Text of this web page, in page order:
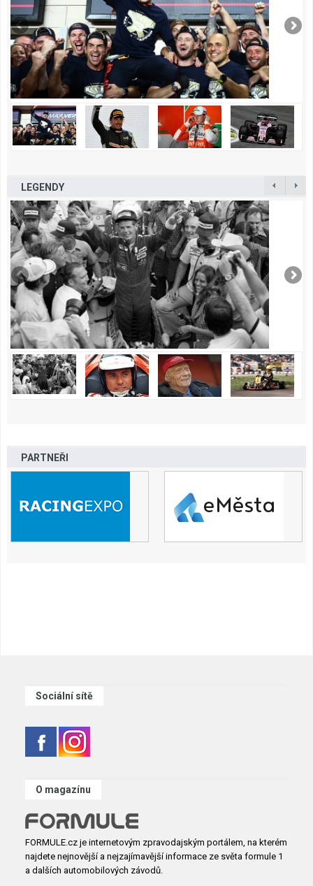
LEGENDY
PARTNEŘI
Sociální sítě
O magazínu
FORMULE.cz je internetovým zpravodajským portálem, na kterém
najdete nejnovější a nejzajímavější informace ze světa formule 1
a dalších automobilových závodů.